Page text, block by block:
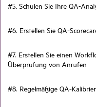
#5. Schulen Sie Ihre QA-
#6. Erstellen Sie QA-
#7. Erstellen Sie einen
Überprüfung von Anrufen
#8. Regelmäßige QA-